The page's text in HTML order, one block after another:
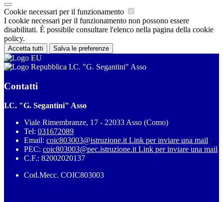
Cookie necessari per il funzionamento
I cookie necessari per il funzionamento non possono essere
disabilitati. È possibile consultare l'elenco nella pagina della cookie
policy.
Accetta tutti Salva le preferenze
I.C. "G. Segantini" Asso
Contatti
I.C. "G. Segantini" Asso
Viale Rimembranze, 17 - 22033 Asso (Como)
Tel: 031672089
Email: coic803003@istruzione.it Link per inviare una mail
PEC: coic803003@pec.istruzione.it Link per inviare una mail
C.F.: 82002020137
Cod.Mecc. COIC803003